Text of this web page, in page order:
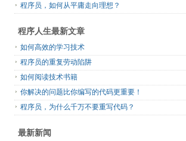
程序员，如何从平庸走向理想？
程序人生最新文章
如何高效的学习技术
程序员的重复劳动陷阱
如何阅读技术书籍
你解决的问题比你编写的代码更重要！
程序员，为什么千万不要重写代码？
最新新闻